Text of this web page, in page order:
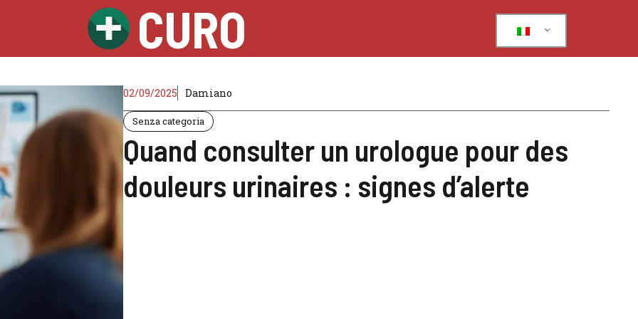
CURO
02/09/2025 Damiano
Senza categoria
Quand consulter un urologue pour des
douleurs urinaires : signes d’alerte